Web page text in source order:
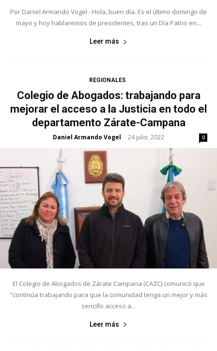
Por Daniel Armando Vogel - Hola, buen día. Es el último domingo de
mayo y hoy hablaremos de presidentes, tras un Día Patrio en...
Leer más
REGIONALES
Colegio de Abogados: trabajando para
mejorar el acceso a la Justicia en todo el
departamento Zárate-Campana
Daniel Armando Vogel - 24 julio, 2022 0
El Colegio de Abogados de Zárate Campana (CAZC) comunicó que
"continúa trabajando para que la comunidad tenga un mejor y más
sencillo acceso a...
Leer más